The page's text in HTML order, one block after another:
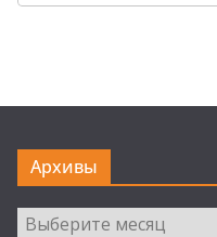
Архивы
Архивы